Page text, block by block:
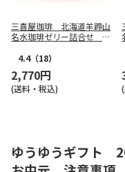
三喜屋珈琲 北海道羊蹄山
名水珈琲ゼリー詰合せ M
4.4（18）
2,770円
(送料・税込)
ゆうゆうギフト